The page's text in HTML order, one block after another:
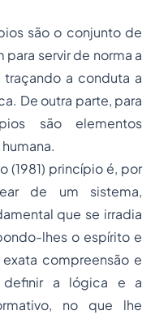
são o conjunto de
servir de norma a
a conduta a
De outra parte, para
são elementos
(1981) princípio é, por
de um sistema,
que se irradia
lhes o espírito e
compreensão e
definir a lógica e a
no que lhe